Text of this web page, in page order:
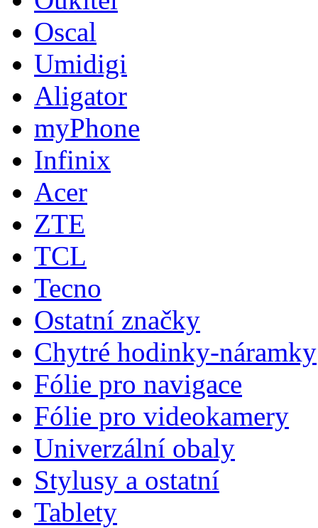
Oscal
Umidigi
Aligator
myPhone
Infinix
Acer
ZTE
TCL
Tecno
Ostatní značky
Chytré hodinky-náramky
Fólie pro navigace
Fólie pro videokamery
Univerzální obaly
Stylusy a ostatní
Tablety